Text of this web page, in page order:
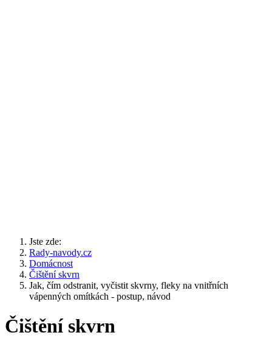
Jste zde:
Rady-navody.cz
Domácnost
Čištění skvrn
Jak, čím odstranit, vyčistit skvrny, fleky na vnitřních
vápenných omítkách - postup, návod
Čištění skvrn